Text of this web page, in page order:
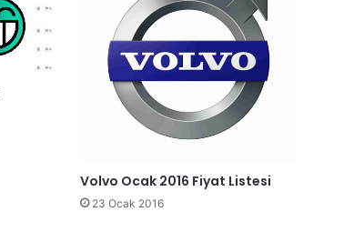
Volvo Ocak 2016 Fiyat Listesi
23 Ocak 2016